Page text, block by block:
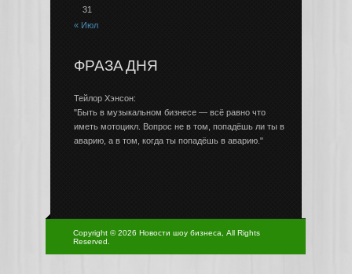
31
« Июл
ФРАЗА ДНЯ
Тейлор Хэнсон:
"Быть в музыкальном бизнесе — всё равно что
иметь мотоцикл. Вопрос не в том, попадёшь ли ты в
аварию, а в том, когда ты попадёшь в аварию."
Copyright © 2026 Новости шоу бизнеса, All Rights
Reserved.